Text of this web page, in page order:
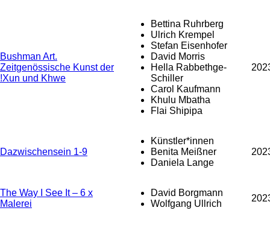
Bushman Art.
Zeitgenössische Kunst der
!Xun und Khwe
Bettina Ruhrberg
Ulrich Krempel
Stefan Eisenhofer
David Morris
Hella Rabbethge-
Schiller
Carol Kaufmann
Khulu Mbatha
Flai Shipipa
Dazwischensein 1-9
Künstler*innen
Benita Meißner
Daniela Lange
The Way I See It – 6 x
Malerei
David Borgmann
Wolfgang Ullrich